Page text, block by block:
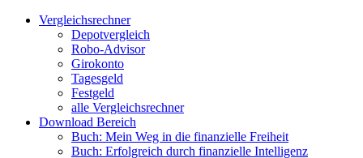
Zum
Facebook
Twitter
Instagram
Pinterest
YouTubeVergleichsrechner
Depotvergleich
Robo-Advisor
Girokonto
Tagesgeld
Festgeld
alle Vergleichsrechner
Download Bereich
Buch: Mein Weg in die finanzielle Freiheit
Buch: Erfolgreich durch finanzielle Intelligenz